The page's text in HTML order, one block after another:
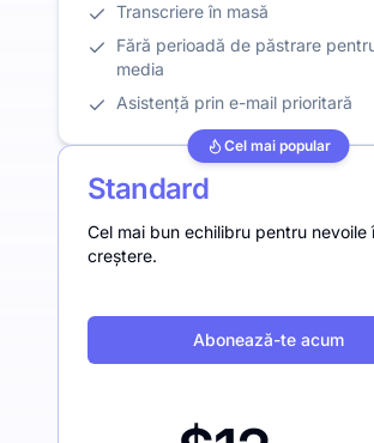
Transcriere în masă
Fără perioadă de păstrare
media
Asistență prin e-mail prioritară
Cel mai popular
Standard
Cel mai bun echilibru pentru nevoile
creștere.
Abonează-te acum